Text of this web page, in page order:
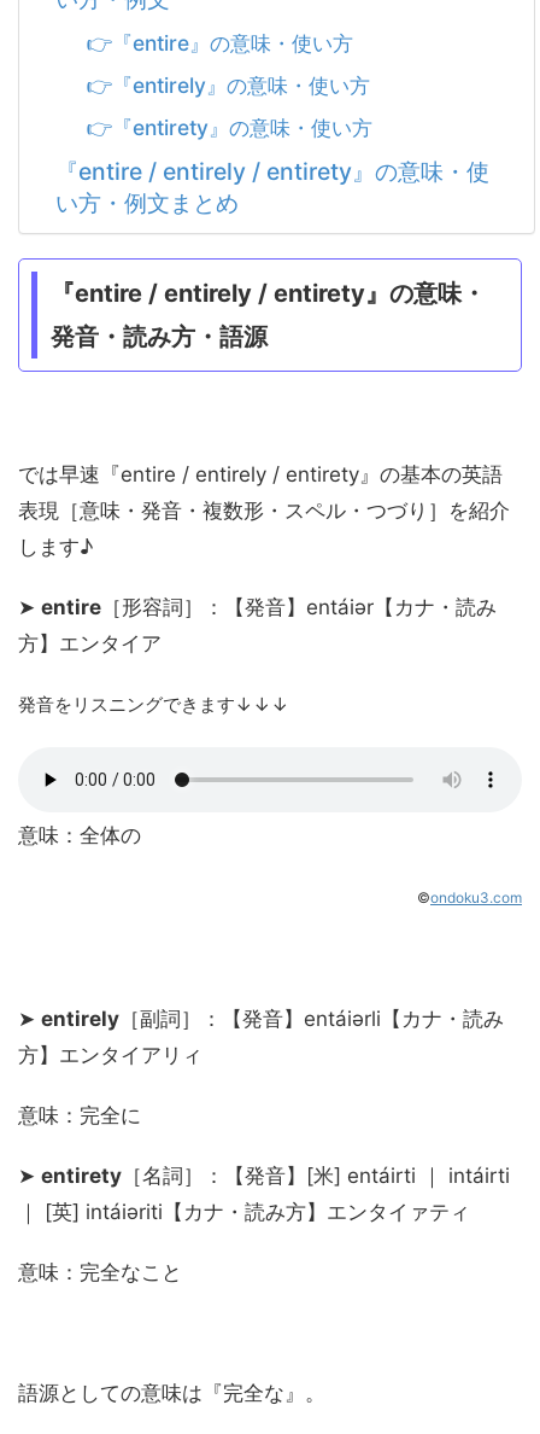
👉『entire』の意味・使い方
👉『entirely』の意味・使い方
👉『entirety』の意味・使い方
『entire / entirely / entirety』の意味・使
い方・例文まとめ
『entire / entirely / entirety』の意味・
発音・読み方・語源
では早速『entire / entirely / entirety』の基本の英語
表現［意味・発音・複数形・スペル・つづり］を紹介
します♪
➤ entire ［形容詞］：【発音】entáiər【カナ・読み
方】エンタイア
発音をリスニングできます↓↓↓
意味：全体の
©ondoku3.com
➤ entirely ［副詞］：【発音】entáiərli【カナ・読み
方】エンタイアリィ
意味：完全に
➤ entirety ［名詞］：【発音】[米] entáirti ｜ intáirti
｜ [英] intáiəriti【カナ・読み方】エンタイァティ
意味：完全なこと
語源としての意味は『完全な』。